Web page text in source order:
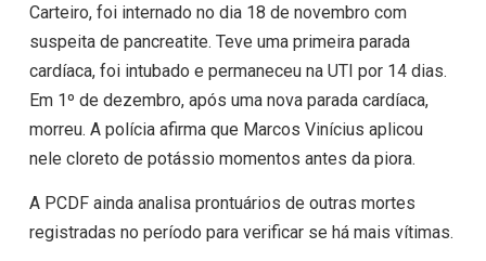
Carteiro, foi internado no dia 18 de novembro com
suspeita de pancreatite. Teve uma primeira parada
cardíaca, foi intubado e permaneceu na UTI por 14 dias.
Em 1º de dezembro, após uma nova parada cardíaca,
morreu. A polícia afirma que Marcos Vinícius aplicou
nele cloreto de potássio momentos antes da piora.
A PCDF ainda analisa prontuários de outras mortes
registradas no período para verificar se há mais vítimas.